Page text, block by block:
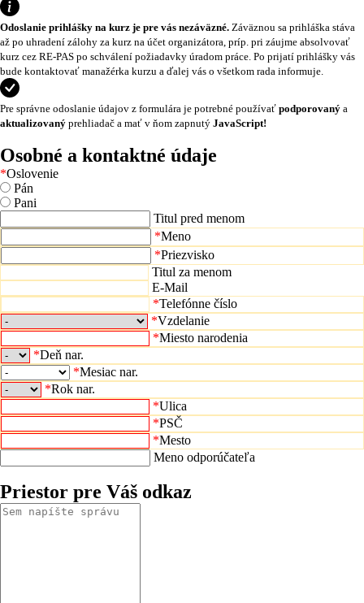
Odoslanie prihlášky na kurz je pre vás nezáväzné. Záväznou sa prihláška stáva
až po uhradení zálohy za kurz na účet organizátora, príp. pri záujme absolvovať
kurz cez RE-PAS po schválení požiadavky úradom práce. Po prijatí prihlášky vás
bude kontaktovať manažérka kurzu a ďalej vás o všetkom rada informuje.
Pre správne odoslanie údajov z formulára je potrebné používať podporovaný a
aktualizovaný prehliadač a mať v ňom zapnutý JavaScript!
Osobné a kontaktné údaje
*Oslovenie
Pán
Pani
Titul pred menom
*Meno
*Priezvisko
Titul za menom
E-Mail
*Telefónne číslo
*Vzdelanie
*Miesto narodenia
*Deň nar.
*Mesiac nar.
*Rok nar.
*Ulica
*PSČ
*Mesto
Meno odporúčateľa
Priestor pre Váš odkaz